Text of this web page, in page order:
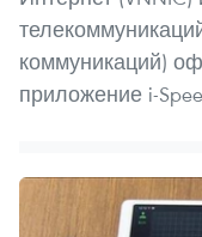
коммуникаций)
приложение i-